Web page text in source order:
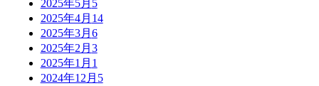
2025年5月 5
2025年4月 14
2025年3月 6
2025年2月 3
2025年1月 1
2024年12月 5